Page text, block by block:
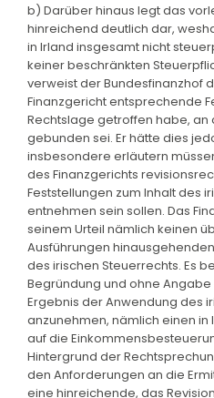
b) Darüber hinaus legt das
hinreichend deutlich dar,
in Irland insgesamt nicht
keiner beschränkten
verweist der Bundesfinanzhof
Finanzgericht entsprechende
Rechtslage getroffen habe, an
gebunden sei. Er hätte dies
insbesondere erläutern
des Finanzgerichts
Feststellungen zum Inhalt des
entnehmen sein sollen. Das
seinem Urteil nämlich keinen
Ausführungen
des irischen Steuerrechts. Es
Begründung und ohne
Ergebnis der Anwendung des
anzunehmen, nämlich einen
auf die
Hintergrund der
den Anforderungen an die
eine hinreichende, das